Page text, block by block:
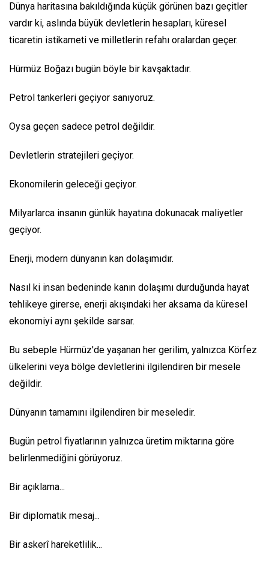
Dünya haritasına bakıldığında küçük görünen bazı geçitler
vardır ki, aslında büyük devletlerin hesapları, küresel
ticaretin istikameti ve milletlerin refahı oralardan geçer.
Hürmüz Boğazı bugün böyle bir kavşaktadır.
Petrol tankerleri geçiyor sanıyoruz.
Oysa geçen sadece petrol değildir.
Devletlerin stratejileri geçiyor.
Ekonomilerin geleceği geçiyor.
Milyarlarca insanın günlük hayatına dokunacak maliyetler
geçiyor.
Enerji, modern dünyanın kan dolaşımıdır.
Nasıl ki insan bedeninde kanın dolaşımı durduğunda hayat
tehlikeye girerse, enerji akışındaki her aksama da küresel
ekonomiyi aynı şekilde sarsar.
Bu sebeple Hürmüz'de yaşanan her gerilim, yalnızca Körfez
ülkelerini veya bölge devletlerini ilgilendiren bir mesele
değildir.
Dünyanın tamamını ilgilendiren bir meseledir.
Bugün petrol fiyatlarının yalnızca üretim miktarına göre
belirlenmediğini görüyoruz.
Bir açıklama...
Bir diplomatik mesaj...
Bir askerî hareketlilik...